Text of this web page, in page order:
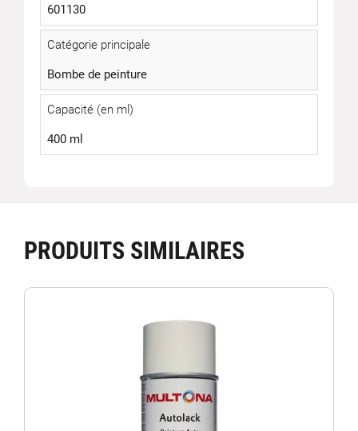
601130
Catégorie principale
Bombe de peinture
Capacité (en ml)
400 ml
PRODUITS SIMILAIRES